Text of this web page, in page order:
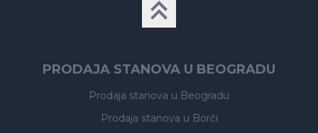
PRODAJA STANOVA U BEOGRADU
Prodaja stanova u Beogradu
Prodaja stanova u Borči